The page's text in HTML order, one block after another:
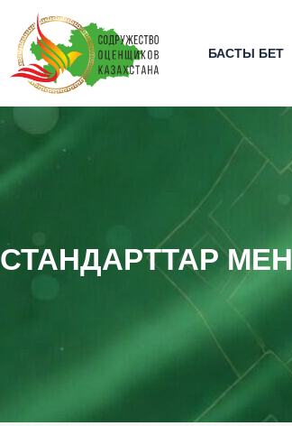
content
БАСТЫ БЕТ
СТАНДАРТТАР